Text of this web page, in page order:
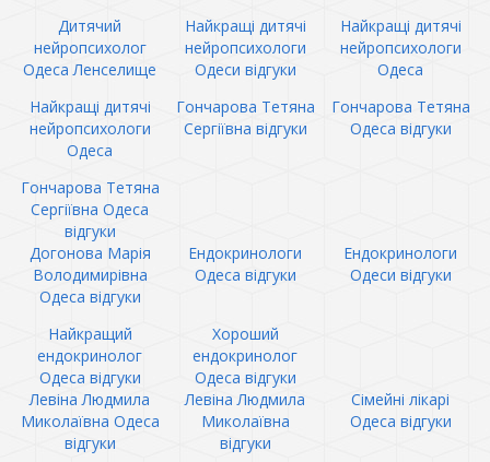
Дитячий
нейропсихолог
Одеса Ленселище
Найкращі дитячі
нейропсихологи
Одеси відгуки
Найкращі дитячі
нейропсихологи
Одеса
Найкращі дитячі
нейропсихологи
Одеса
Гончарова Тетяна
Сергіївна відгуки
Гончарова Тетяна
Одеса відгуки
Гончарова Тетяна
Сергіївна Одеса
відгуки
Догонова Марія
Володимирівна
Одеса відгуки
Ендокринологи
Одеса відгуки
Ендокринологи
Одеси відгуки
Найкращий
ендокринолог
Одеса відгуки
Хороший
ендокринолог
Одеса відгуки
Левіна Людмила
Миколаївна Одеса
відгуки
Левіна Людмила
Миколаївна
відгуки
Сімейні лікарі
Одеса відгуки